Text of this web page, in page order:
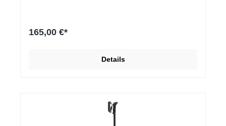
165,00 €*
Details